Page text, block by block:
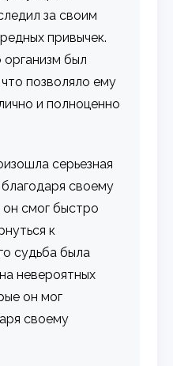
за своим
привычек.
организм был
позволяло ему
и полноценно
серьезная
своему
смог быстро
к
судьба была
невероятных
он мог
своему